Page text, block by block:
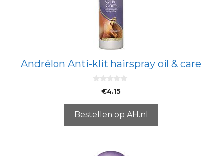
Andrélon Anti-klit hairspray oil & care
5
€4.15
Bestellen op AH.nl